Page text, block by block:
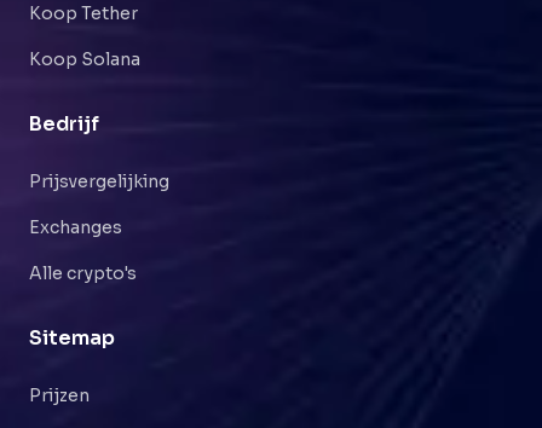
Koop Tether
Koop Solana
Bedrijf
Prijsvergelijking
Exchanges
Alle crypto's
Sitemap
Prijzen